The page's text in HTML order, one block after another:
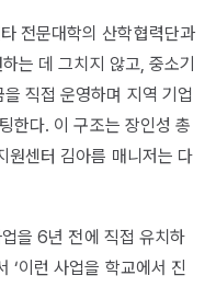
전문대학의 산학협력단과
는 데 그치지 않고, 중소기
직접 운영하며 지역 기업
한다. 이 구조는 장인성 총
원센터 김아름 매니저는 다
을 6년 전에 직접 유치하
‘이런 사업을 학교에서 진